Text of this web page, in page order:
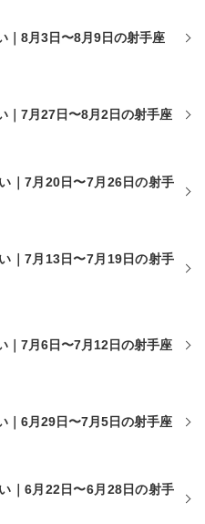
｜8月3日〜8月9日の射手座
｜7月27日〜8月2日の射手座
｜7月20日〜7月26日の射手
｜7月13日〜7月19日の射手
｜7月6日〜7月12日の射手座
｜6月29日〜7月5日の射手座
｜6月22日〜6月28日の射手